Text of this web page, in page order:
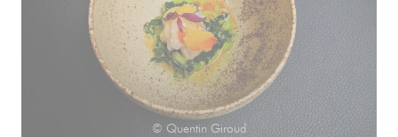
© Quentin Giroud